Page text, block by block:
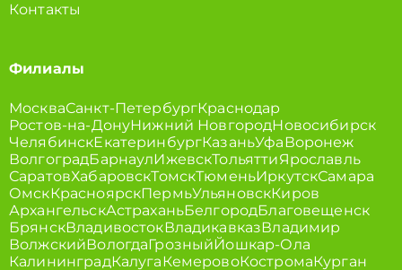
Контакты
Филиалы
МоскваСанкт-ПетербургКраснодар
Ростов-на-ДонуНижний НовгородНовосибирск
ЧелябинскЕкатеринбургКазаньУфаВоронеж
ВолгоградБарнаулИжевскТольяттиЯрославль
СаратовХабаровскТомскТюменьИркутскСамара
ОмскКрасноярскПермьУльяновскКиров
АрхангельскАстраханьБелгородБлаговещенск
БрянскВладивостокВладикавказВладимир
ВолжскийВологдаГрозныйЙошкар-Ола
КалининградКалугаКемеровоКостромаКурган